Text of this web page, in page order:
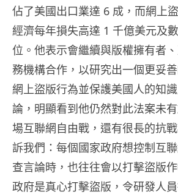
佔了美國出口業達 6 成，而網上
經濟每年損失高達 1 千億美元及
位。他表示會繼續與版權擁有者
務機構合作，以研究出一個更妥
網上盜版行為並保護美國人的知
論，明顯看到他仍然對此法案未
場互聯網自由戰，還有很長的抗
訴我們：每個國家政府想控制互
查言論時，也往往會以打擊盜版
政府是真心打擊盜版，令研發人